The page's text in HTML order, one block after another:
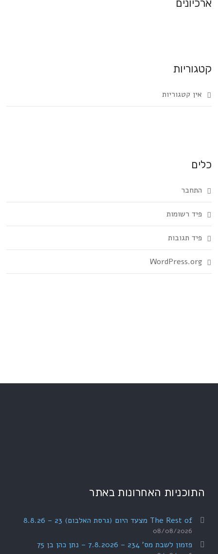
ארכיונים
קטגוריות
אין קטגוריות
כלים
התחבר
פיד רשומות
פיד תגובות
WordPress.org
התוכניות האחרונות באתר
The Rest of מצעד היום (גרסת האלבום) 23 – 8.8.26
08/08/2026
פזמון לשבת מס' 234 – 7.8.2026 – נתן כהן בן 75